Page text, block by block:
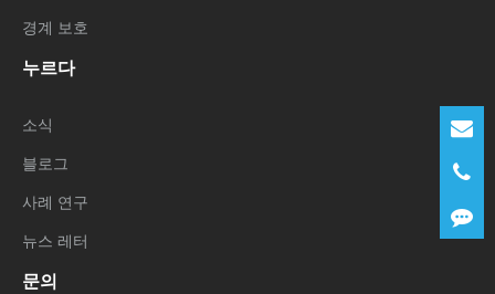
경계 보호
누르다
소식
블로그
사례 연구
뉴스 레터
문의